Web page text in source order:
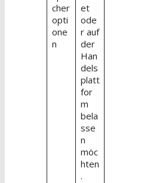
cher
opti
one
n
et
ode
r auf
der
Han
dels
platt
for
m
bela
sse
n
möc
hten
.